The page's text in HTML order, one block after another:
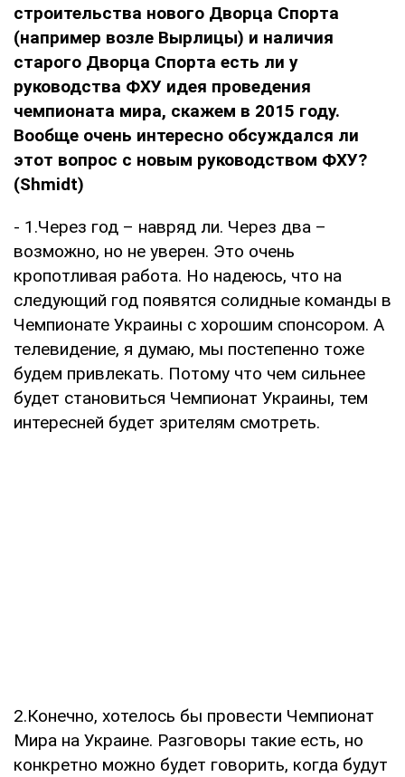
строительства нового Дворца Спорта
(например возле Вырлицы) и наличия
старого Дворца Спорта есть ли у
руководства ФХУ идея проведения
чемпионата мира, скажем в 2015 году.
Вообще очень интересно обсуждался ли
этот вопрос с новым руководством ФХУ?
(Shmidt)
- 1.Через год – навряд ли. Через два –
возможно, но не уверен. Это очень
кропотливая работа. Но надеюсь, что на
следующий год появятся солидные команды в
Чемпионате Украины с хорошим спонсором. А
телевидение, я думаю, мы постепенно тоже
будем привлекать. Потому что чем сильнее
будет становиться Чемпионат Украины, тем
интересней будет зрителям смотреть.
2.Конечно, хотелось бы провести Чемпионат
Мира на Украине. Разговоры такие есть, но
конкретно можно будет говорить, когда будут